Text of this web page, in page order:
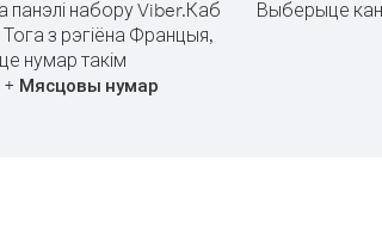
набору Viber.Каб
Тога з рэгіёна Францыя,
нумар такім
+ Мясцовы нумар
Выберыце